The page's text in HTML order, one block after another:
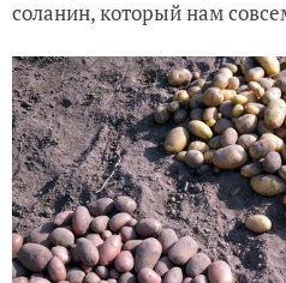
соланин, который нам